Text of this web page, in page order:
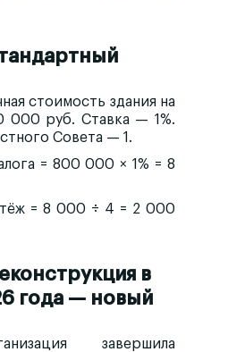
стоимость здания на
000 руб. Ставка — 1%.
Совета — 1.
= 800 000 × 1% = 8
= 8 000 ÷ 4 = 2 000
в
года — новый
завершила